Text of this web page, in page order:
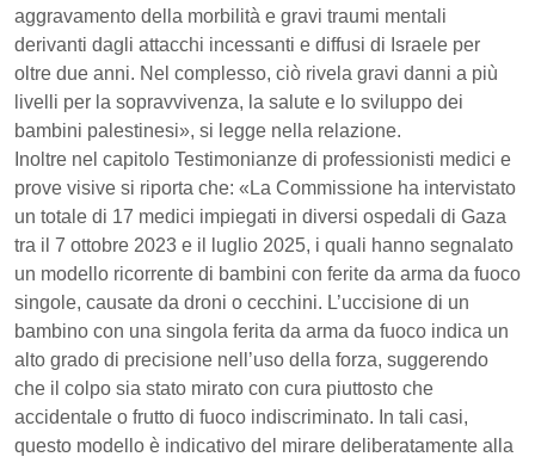
aggravamento della morbilità e gravi traumi mentali
derivanti dagli attacchi incessanti e diffusi di Israele per
oltre due anni. Nel complesso, ciò rivela gravi danni a più
livelli per la sopravvivenza, la salute e lo sviluppo dei
bambini palestinesi», si legge nella relazione.
Inoltre nel capitolo Testimonianze di professionisti medici e
prove visive si riporta che: «La Commissione ha intervistato
un totale di 17 medici impiegati in diversi ospedali di Gaza
tra il 7 ottobre 2023 e il luglio 2025, i quali hanno segnalato
un modello ricorrente di bambini con ferite da arma da fuoco
singole, causate da droni o cecchini. L’uccisione di un
bambino con una singola ferita da arma da fuoco indica un
alto grado di precisione nell’uso della forza, suggerendo
che il colpo sia stato mirato con cura piuttosto che
accidentale o frutto di fuoco indiscriminato. In tali casi,
questo modello è indicativo del mirare deliberatamente alla